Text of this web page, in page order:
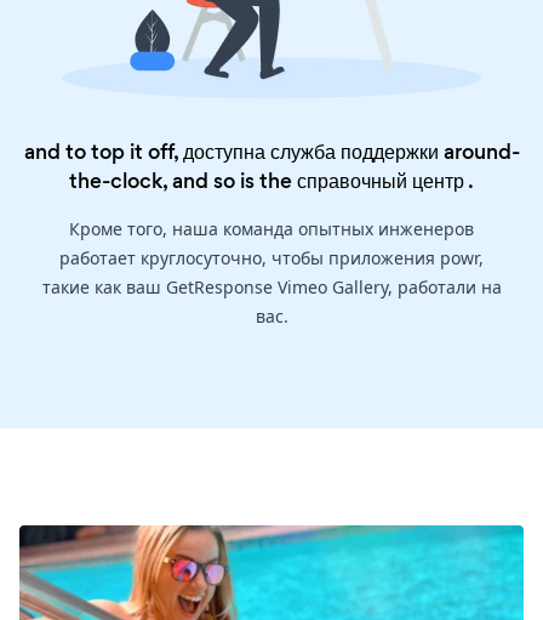
and to top it off, доступна служба поддержки around-
the-clock, and so is theсправочный центр.
Кроме того, наша команда опытных инженеров
работает круглосуточно, чтобы приложения powr,
такие как ваш GetResponse Vimeo Gallery, работали на
вас.